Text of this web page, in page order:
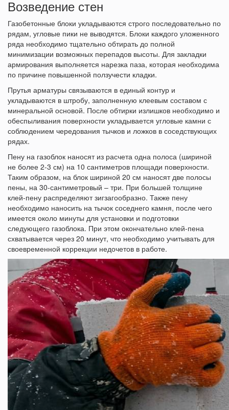
Возведение стен
Газобетонные блоки укладываются строго последовательно по
рядам, угловые пики не выводятся. Блоки каждого уложенного
ряда необходимо тщательно обтирать до полной
минимизации возможных перепадов высоты. Для закладки
армирования выполняется нарезка паза, которая необходима
по причине повышенной ползучести кладки.
Прутья арматуры связываются в единый контур и
укладываются в штробу, заполненную клеевым составом с
минеральной основой. После обтирки излишков необходимо и
обеспыливания поверхности укладывается угловые камни с
соблюдением чередования тычков и ложков в соседствующих
рядах.
Пену на газоблок наносят из расчета одна полоса (шириной
не более 2-3 см) на 10 сантиметров площади поверхности.
Таким образом, на блок шириной 20 см наносят две полосы
пены, на 30-сантиметровый – три. При большей толщине
клей-пену распределяют зигзагообразно. Также пену
необходимо наносить на тычок соседнего камня, после чего
имеется около минуты для установки и подготовки
следующего газоблока. При этом окончательно клей-пена
схватывается через 20 минут, что необходимо учитывать для
своевременной коррекции недочетов в работе.